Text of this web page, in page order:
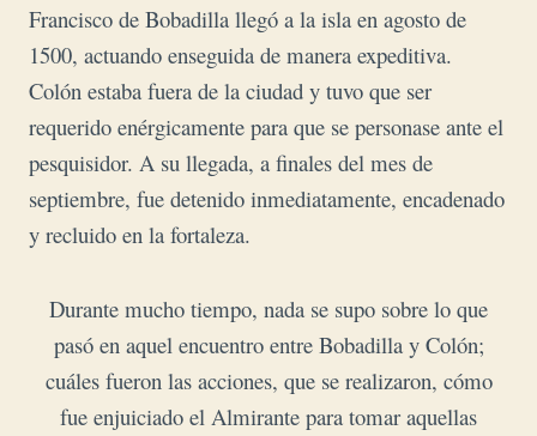
Francisco de Bobadilla llegó a la isla en agosto de
1500, actuando enseguida de manera expeditiva.
Colón estaba fuera de la ciudad y tuvo que ser
requerido enérgicamente para que se personase ante el
pesquisidor. A su llegada, a finales del mes de
septiembre, fue detenido inmediatamente, encadenado
y recluido en la fortaleza.
Durante mucho tiempo, nada se supo sobre lo que
pasó en aquel encuentro entre Bobadilla y Colón;
cuáles fueron las acciones, que se realizaron, cómo
fue enjuiciado el Almirante para tomar aquellas